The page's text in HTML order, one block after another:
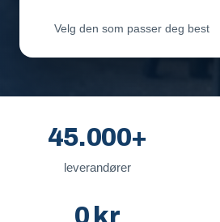
Velg den som passer deg best
45.000+
leverandører
0 kr